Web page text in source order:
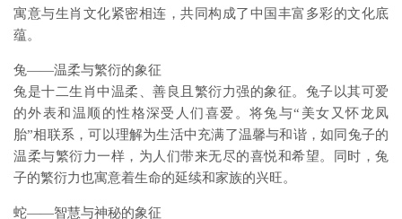
寓意与生肖文化紧密相连，共同构成了中国丰富多彩的文化底
蕴。
兔——温柔与繁衍的象征
兔是十二生肖中温柔、善良且繁衍力强的象征。兔子以其可爱
的外表和温顺的性格深受人们喜爱。将兔与“美女又怀龙凤
胎”相联系，可以理解为生活中充满了温馨与和谐，如同兔子的
温柔与繁衍力一样，为人们带来无尽的喜悦和希望。同时，兔
子的繁衍力也寓意着生命的延续和家族的兴旺。
蛇——智慧与神秘的象征